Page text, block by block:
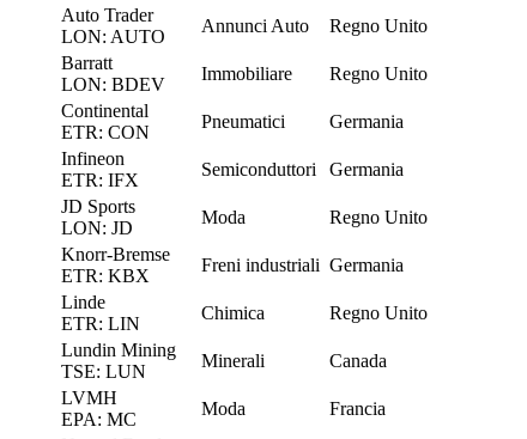
Auto Trader
LON: AUTO
Annunci Auto
Regno Unito
Barratt
LON: BDEV
Immobiliare
Regno Unito
Continental
ETR: CON
Pneumatici
Germania
Infineon
ETR: IFX
Semiconduttori
Germania
JD Sports
LON: JD
Moda
Regno Unito
Knorr-Bremse
ETR: KBX
Freni industriali Germania
Linde
ETR: LIN
Chimica
Regno Unito
Lundin Mining
TSE: LUN
Minerali
Canada
LVMH
EPA: MC
Moda
Francia